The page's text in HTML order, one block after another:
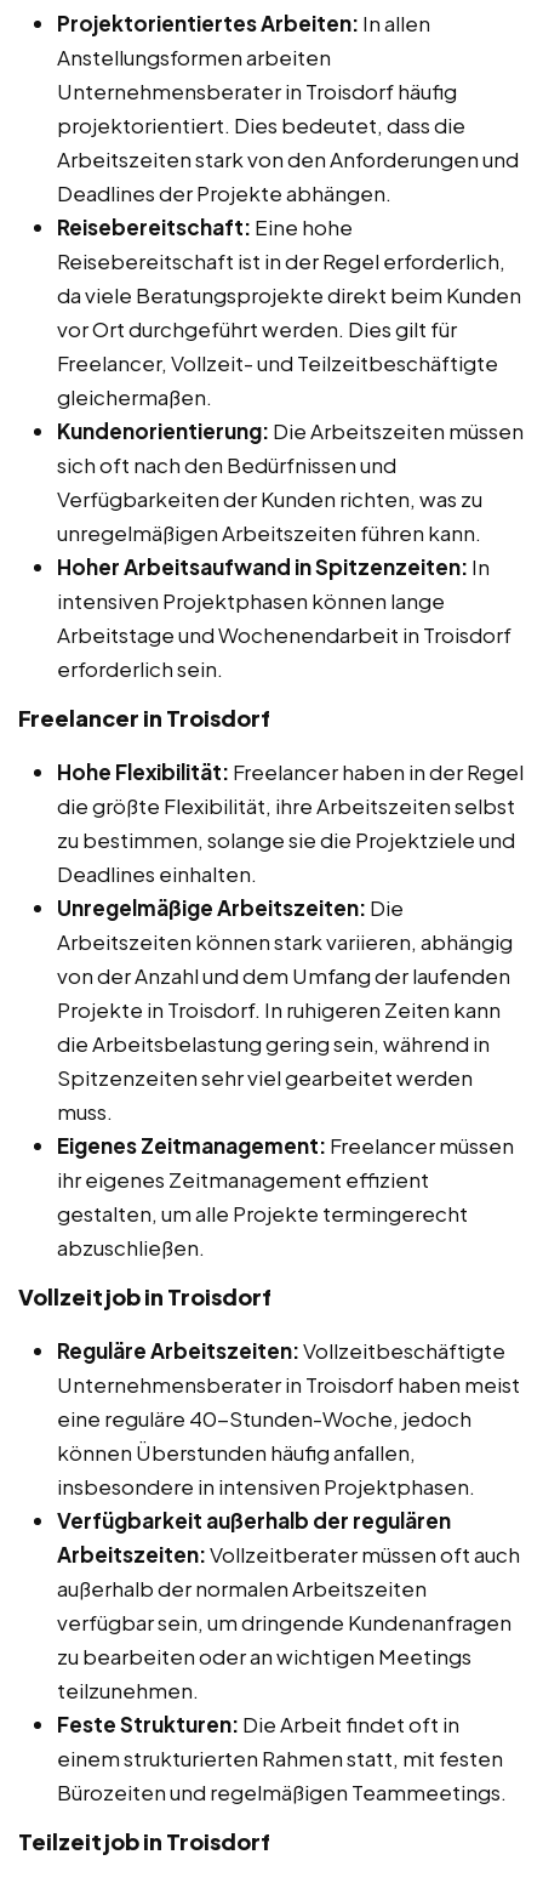
Projektorientiertes Arbeiten: In allen
Anstellungsformen arbeiten
Unternehmensberater in Troisdorf häufig
projektorientiert. Dies bedeutet, dass die
Arbeitszeiten stark von den Anforderungen und
Deadlines der Projekte abhängen.
Reisebereitschaft: Eine hohe
Reisebereitschaft ist in der Regel erforderlich,
da viele Beratungsprojekte direkt beim Kunden
vor Ort durchgeführt werden. Dies gilt für
Freelancer, Vollzeit- und Teilzeitbeschäftigte
gleichermaßen.
Kundenorientierung: Die Arbeitszeiten müssen
sich oft nach den Bedürfnissen und
Verfügbarkeiten der Kunden richten, was zu
unregelmäßigen Arbeitszeiten führen kann.
Hoher Arbeitsaufwand in Spitzenzeiten: In
intensiven Projektphasen können lange
Arbeitstage und Wochenendarbeit in Troisdorf
erforderlich sein.
Freelancer in Troisdorf
Hohe Flexibilität: Freelancer haben in der Regel
die größte Flexibilität, ihre Arbeitszeiten selbst
zu bestimmen, solange sie die Projektziele und
Deadlines einhalten.
Unregelmäßige Arbeitszeiten: Die
Arbeitszeiten können stark variieren, abhängig
von der Anzahl und dem Umfang der laufenden
Projekte in Troisdorf. In ruhigeren Zeiten kann
die Arbeitsbelastung gering sein, während in
Spitzenzeiten sehr viel gearbeitet werden
muss.
Eigenes Zeitmanagement: Freelancer müssen
ihr eigenes Zeitmanagement effizient
gestalten, um alle Projekte termingerecht
abzuschließen.
Vollzeitjob in Troisdorf
Reguläre Arbeitszeiten:Vollzeitbeschäftigte
Unternehmensberater in Troisdorf haben meist
eine reguläre 40-Stunden-Woche, jedoch
können Überstunden häufig anfallen,
insbesondere in intensiven Projektphasen.
Verfügbarkeit außerhalb der regulären
Arbeitszeiten:Vollzeitberater müssen oft auch
außerhalb der normalen Arbeitszeiten
verfügbar sein, um dringende Kundenanfragen
zu bearbeiten oder an wichtigen Meetings
teilzunehmen.
Feste Strukturen: Die Arbeit findet oft in
einem strukturierten Rahmen statt, mit festen
Bürozeiten und regelmäßigen Teammeetings.
Teilzeitjob in Troisdorf